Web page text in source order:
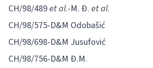
CH/98/489et al.-M. Đ. et al.
CH/98/575-D&M Odobašić
CH/98/698-D&M Jusufović
CH/98/756-D&M Đ.M.